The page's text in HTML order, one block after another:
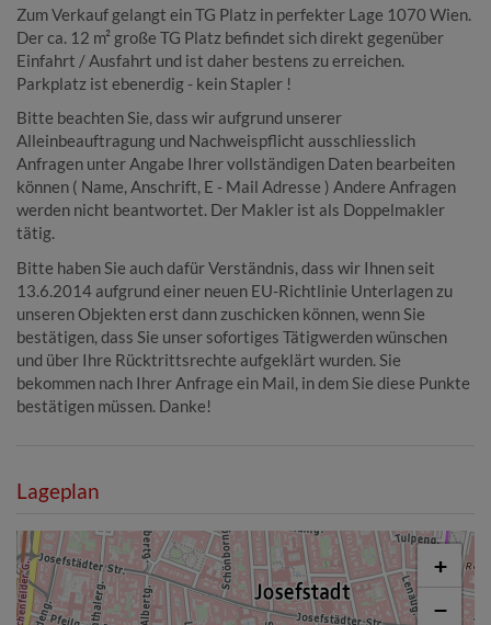
Zum Verkauf gelangt ein TG Platz in perfekter Lage 1070 Wien.
Der ca. 12 m² große TG Platz befindet sich direkt gegenüber
Einfahrt / Ausfahrt und ist daher bestens zu erreichen.
Parkplatz ist ebenerdig - kein Stapler !
Bitte beachten Sie, dass wir aufgrund unserer
Alleinbeauftragung und Nachweispflicht ausschliesslich
Anfragen unter Angabe Ihrer vollständigen Daten bearbeiten
können ( Name, Anschrift, E - Mail Adresse ) Andere Anfragen
werden nicht beantwortet. Der Makler ist als Doppelmakler
tätig.
Bitte haben Sie auch dafür Verständnis, dass wir Ihnen seit
13.6.2014 aufgrund einer neuen EU-Richtlinie Unterlagen zu
unseren Objekten erst dann zuschicken können, wenn Sie
bestätigen, dass Sie unser sofortiges Tätigwerden wünschen
und über Ihre Rücktrittsrechte aufgeklärt wurden. Sie
bekommen nach Ihrer Anfrage ein Mail, in dem Sie diese Punkte
bestätigen müssen. Danke!
Lageplan
+
−